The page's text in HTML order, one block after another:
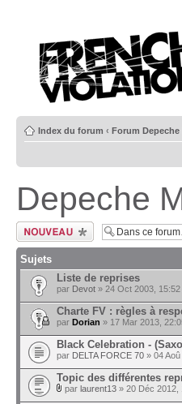
Index du forum ‹ Forum Depeche
Depeche
Ecrire un nouveau
sujet
Sujets
Liste de reprises
par Devot » 24 Oct 2003, 15:52
Charte FV : règles à
par Dorian » 17 Mar 2013,
Black Celebration -
par DELTA FORCE 70 » 04
Topic des différentes
par laurent13 » 20 Déc 2012,